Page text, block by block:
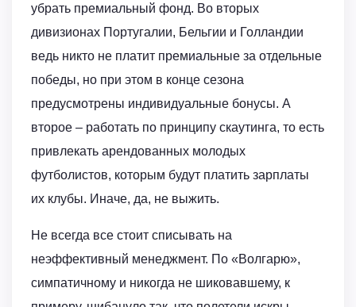
убрать премиальный фонд. Во вторых
дивизионах Португалии, Бельгии и Голландии
ведь никто не платит премиальные за отдельные
победы, но при этом в конце сезона
предусмотрены индивидуальные бонусы. А
второе – работать по принципу скаутинга, то есть
привлекать арендованных молодых
футболистов, которым будут платить зарплаты
их клубы. Иначе, да, не выжить.
Не всегда все стоит списывать на
неэффективный менеджмент. По «Волгарю»,
симпатичному и никогда не шиковавшему, к